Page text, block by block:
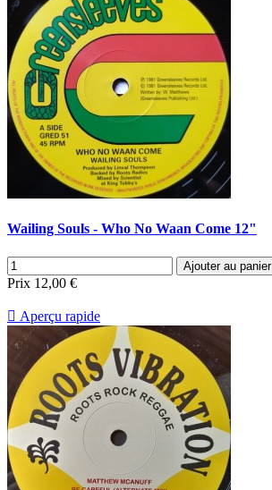
Wailing Souls - Who No Waan Come 12"
Ajouter au panier
Prix 12,00 €
 Aperçu rapide